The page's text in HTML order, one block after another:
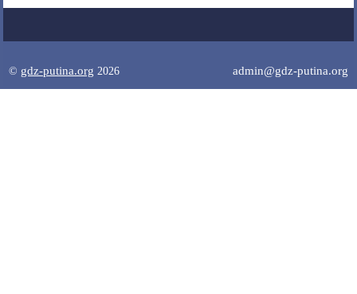
© gdz-putina.org 2026 admin@gdz-putina.org